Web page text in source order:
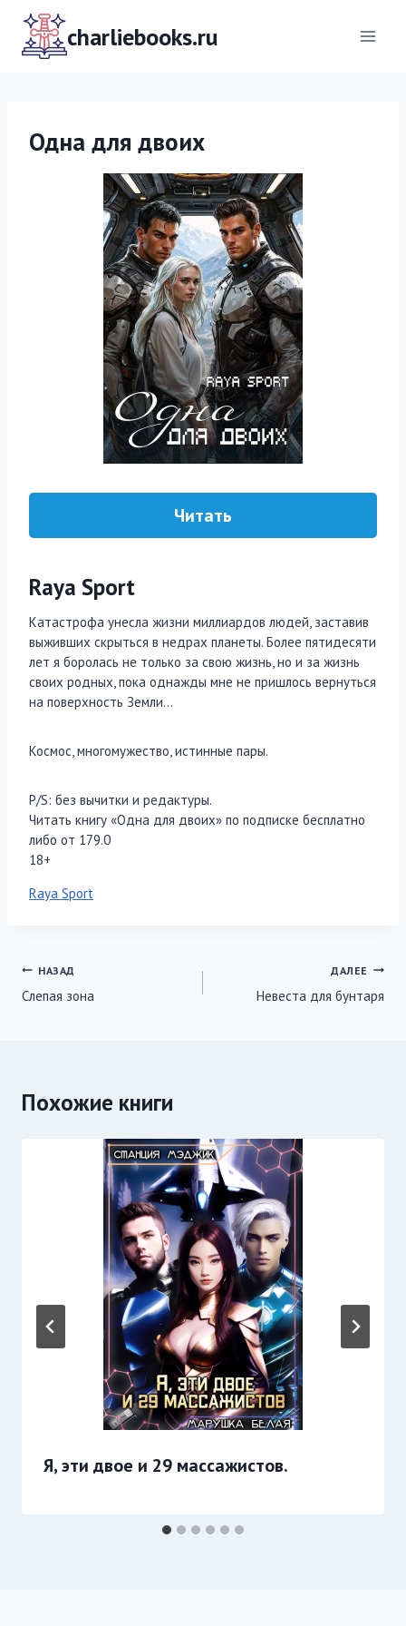
Перейти
содержимомуcharliebooks.ru
Одна для двоих
Читать
Raya Sport
Катастрофа унесла жизни миллиардов людей, заставив
выживших скрыться в недрах планеты. Более пятидесяти
лет я боролась не только за свою жизнь, но и за жизнь
своих родных, пока однажды мне не пришлось вернуться
на поверхность Земли…
Космос, многомужество, истинные пары.
P/S: без вычитки и редактуры.
Читать книгу «Одна для двоих» по подписке бесплатно
либо от 179.0
18+
Метки
Raya Sport
Навигация
по
НАЗАД
Слепая зона
ДАЛЕЕ
Невеста для бунтаря
Похожие книги
Я, эти двое и 29 массажистов.